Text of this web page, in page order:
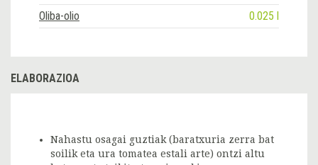
Oliba-olio
0.025 l
ELABORAZIOA
Nahastu osagai guztiak (baratxuria zerra bat
soilik eta ura tomatea estali arte) ontzi altu